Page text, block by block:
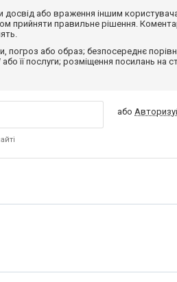
досвід або враження іншим
прийняти правильне рішення.
погроз або образ; безпосереднє
її послуги; розміщення посилань на
або